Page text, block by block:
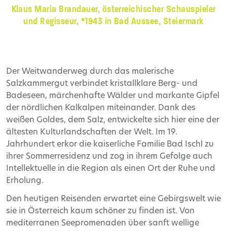
Klaus Maria Brandauer, österreichischer Schauspieler
und Regisseur, *1943 in Bad Aussee, Steiermark
Der Weitwanderweg durch das malerische
Salzkammergut verbindet kristallklare Berg- und
Badeseen, märchenhafte Wälder und markante Gipfel
der nördlichen Kalkalpen miteinander. Dank des
weißen Goldes, dem Salz, entwickelte sich hier eine der
ältesten Kulturlandschaften der Welt. Im 19.
Jahrhundert erkor die kaiserliche Familie Bad Ischl zu
ihrer Sommerresidenz und zog in ihrem Gefolge auch
Intellektuelle in die Region als einen Ort der Ruhe und
Erholung.
Den heutigen Reisenden erwartet eine Gebirgswelt wie
sie in Österreich kaum schöner zu finden ist. Von
mediterranen Seepromenaden über sanft wellige